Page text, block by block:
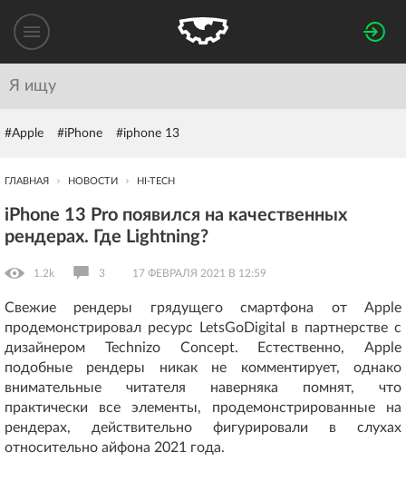
#Apple #iPhone #iphone 13
ГЛАВНАЯ НОВОСТИ HI-TECH
iPhone 13 Pro появился на качественных
рендерах. Где Lightning?
1.2k 3 17 ФЕВРАЛЯ 2021 В 12:59
Свежие рендеры грядущего смартфона от Apple
продемонстрировал ресурс LetsGoDigital в партнерстве с
дизайнером Technizo Concept. Естественно, Apple
подобные рендеры никак не комментирует, однако
внимательные читателя наверняка помнят, что
практически все элементы, продемонстрированные на
рендерах, действительно фигурировали в слухах
относительно айфона 2021 года.